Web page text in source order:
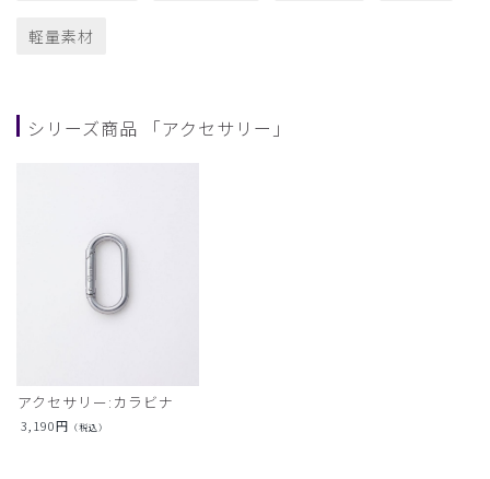
軽量素材
シリーズ商品 「アクセサリー」
アクセサリー:カラビナ
3,190円 （税込）